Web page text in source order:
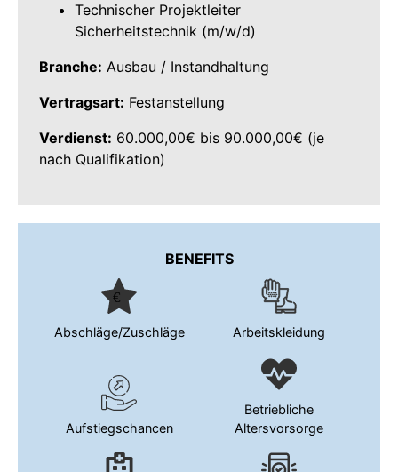
Technischer Projektleiter
Sicherheitstechnik (m/w/d)
Branche: Ausbau / Instandhaltung
Vertragsart: Festanstellung
Verdienst: 60.000,00€ bis 90.000,00€ (je
nach Qualifikation)
BENEFITS
Abschläge/Zuschläge Arbeitskleidung
Aufstiegschancen
Betriebliche
Altersvorsorge